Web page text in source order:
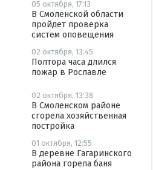
05 октября, 17:13
В Смоленской области
пройдет проверка
систем оповещения
02 октября, 13:45
Полтора часа длился
пожар в Рославле
02 октября, 13:38
В Смоленском районе
сгорела хозяйственная
постройка
01 октября, 12:55
В деревне Гагаринского
района горела баня